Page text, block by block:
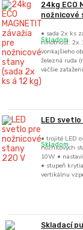
24kg ECO
nožnicové
• sada 2x ks
hmotnosť: 2x
vonkajšieho
železná ruda
väčšie
Skladom
LED
• trojité LED
nožnicových
10W •
• stupeň
vertikálnu
Skladom
Skladací